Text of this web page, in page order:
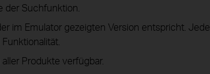
der Suchfunktion.
im Emulator gezeigten Version entspricht. Jede
Produkte verfügbar.